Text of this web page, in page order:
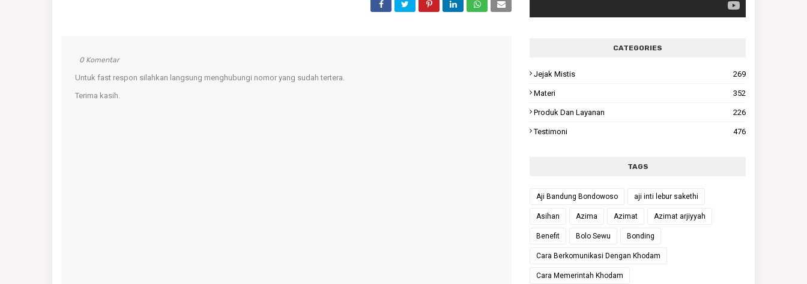
0 Komentar
Untuk fast respon silahkan langsung menghubungi nomor yang sudah tertera.
Terima kasih.
CATEGORIES
Jejak Mistis 269
Materi 352
Produk Dan Layanan 226
Testimoni 476
TAGS
Aji Bandung Bondowoso aji inti lebur sakethi
Asihan Azima Azimat Azimat arjiyyah
Benefit Bolo Sewu Bonding
Cara Berkomunikasi Dengan Khodam
Cara Memerintah Khodam